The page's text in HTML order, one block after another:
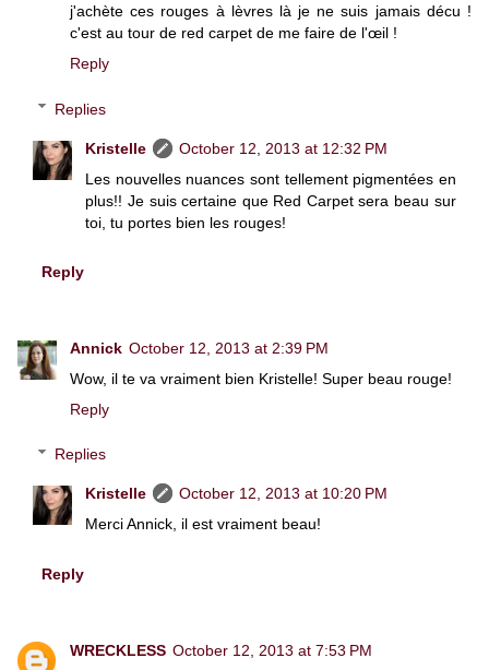
j'achète ces rouges à lèvres là je ne suis jamais décu !
c'est au tour de red carpet de me faire de l'œil !
Reply
Replies
Kristelle
October 12, 2013 at 12:32 PM
Les nouvelles nuances sont tellement pigmentées en
plus!! Je suis certaine que Red Carpet sera beau sur
toi, tu portes bien les rouges!
Reply
Annick October 12, 2013 at 2:39 PM
Wow, il te va vraiment bien Kristelle! Super beau rouge!
Reply
Replies
Kristelle
October 12, 2013 at 10:20 PM
Merci Annick, il est vraiment beau!
Reply
WRECKLESS October 12, 2013 at 7:53 PM